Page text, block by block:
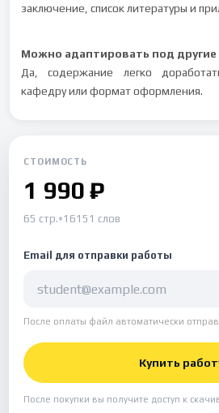
заключение, список литературы и
Можно адаптировать под другие
Да, содержание легко
кафедру или формат оформления.
СТОИМОСТЬ
1 990 ₽
65 стр.•16151 слов
Email для отправки работы
После оплаты файл автоматически
Купить
После покупки вы получите доступ к